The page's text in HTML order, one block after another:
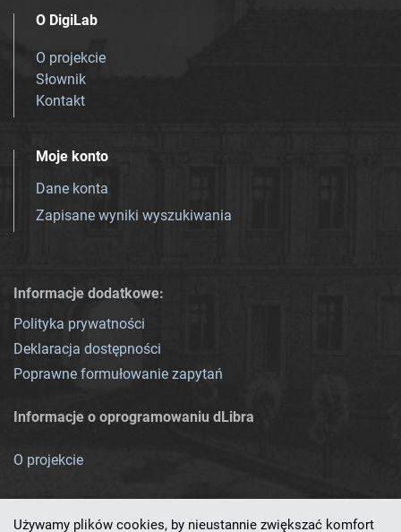
O DigiLab
O projekcie
Słownik
Kontakt
Moje konto
Dane konta
Zapisane wyniki wyszukiwania
Informacje dodatkowe:
Polityka prywatności
Deklaracja dostępności
Poprawne formułowanie zapytań
Informacje o oprogramowaniu dLibra
O projekcie
Używamy plików cookies, by nieustannie zwiększać komfort